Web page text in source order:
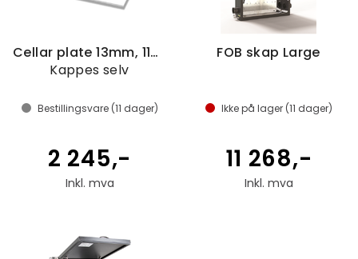
Cellar plate 13mm, 118x75,5
Kappes selv
Bestillingsvare (11 dager)
2 245,-
Inkl. mva
FOB skap Large
Ikke på lager (11 dager)
11 268,-
Inkl. mva